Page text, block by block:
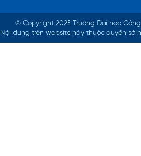
© Copyright 2025 Trường Đại học Công
Nội dung trên website này thuộc quyền sở